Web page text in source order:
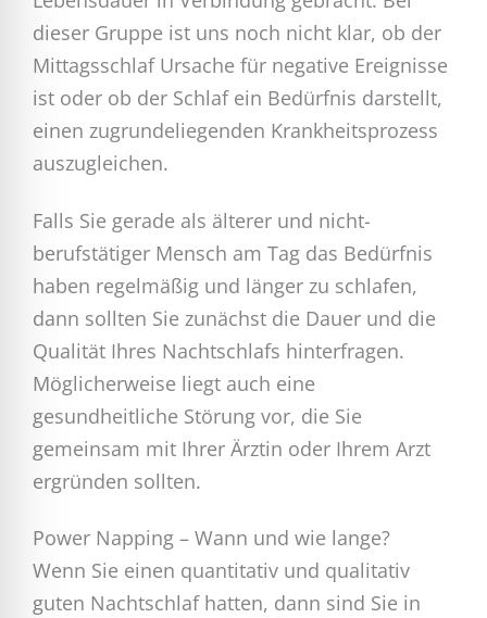
dieser Gruppe ist uns noch nicht klar, ob der
Mittagsschlaf Ursache für negative Ereignisse
ist oder ob der Schlaf ein Bedürfnis darstellt,
einen zugrundeliegenden Krankheitsprozess
auszugleichen.
Falls Sie gerade als älterer und nicht-
berufstätiger Mensch am Tag das Bedürfnis
haben regelmäßig und länger zu schlafen,
dann sollten Sie zunächst die Dauer und die
Qualität Ihres Nachtschlafs hinterfragen.
Möglicherweise liegt auch eine
gesundheitliche Störung vor, die Sie
gemeinsam mit Ihrer Ärztin oder Ihrem Arzt
ergründen sollten.
Power Napping – Wann und wie lange?
Wenn Sie einen quantitativ und qualitativ
guten Nachtschlaf hatten, dann sind Sie in